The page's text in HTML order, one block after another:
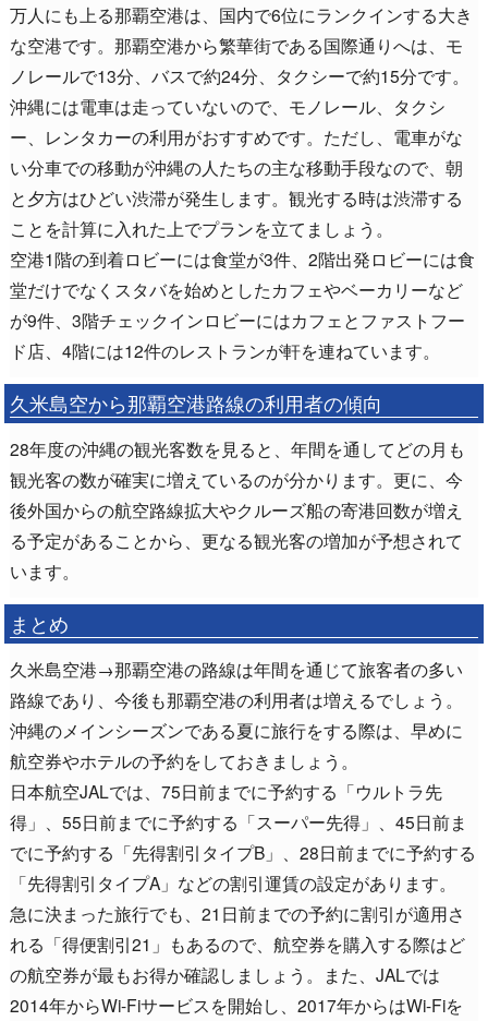
万人にも上る那覇空港は、国内で6位にランクインする大き
な空港です。那覇空港から繁華街である国際通りへは、モ
ノレールで13分、バスで約24分、タクシーで約15分です。
沖縄には電車は走っていないので、モノレール、タクシ
ー、レンタカーの利用がおすすめです。ただし、電車がな
い分車での移動が沖縄の人たちの主な移動手段なので、朝
と夕方はひどい渋滞が発生します。観光する時は渋滞する
ことを計算に入れた上でプランを立てましょう。
空港1階の到着ロビーには食堂が3件、2階出発ロビーには食
堂だけでなくスタバを始めとしたカフェやベーカリーなど
が9件、3階チェックインロビーにはカフェとファストフー
ド店、4階には12件のレストランが軒を連ねています。
久米島空から那覇空港路線の利用者の傾向
28年度の沖縄の観光客数を見ると、年間を通してどの月も
観光客の数が確実に増えているのが分かります。更に、今
後外国からの航空路線拡大やクルーズ船の寄港回数が増え
る予定があることから、更なる観光客の増加が予想されて
います。
まとめ
久米島空港→那覇空港の路線は年間を通じて旅客者の多い
路線であり、今後も那覇空港の利用者は増えるでしょう。
沖縄のメインシーズンである夏に旅行をする際は、早めに
航空券やホテルの予約をしておきましょう。
日本航空JALでは、75日前までに予約する「ウルトラ先
得」、55日前までに予約する「スーパー先得」、45日前ま
でに予約する「先得割引タイプB」、28日前までに予約する
「先得割引タイプA」などの割引運賃の設定があります。
急に決まった旅行でも、21日前までの予約に割引が適用さ
れる「得便割引21」もあるので、航空券を購入する際はど
の航空券が最もお得か確認しましょう。また、JALでは
2014年からWi-Fiサービスを開始し、2017年からはWi-Fiを